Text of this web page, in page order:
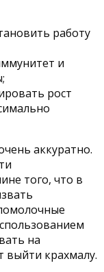
работу
и
рост
аккуратно.
того, что в
на
выйти крахмалу.